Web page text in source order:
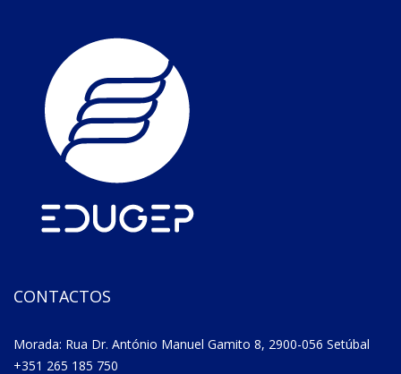
CONTACTOS
Morada: Rua Dr. António Manuel Gamito 8, 2900-056 Setúbal
+351 265 185 750